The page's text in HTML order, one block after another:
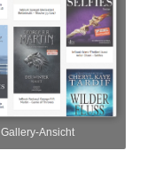
Gallery-Ansicht